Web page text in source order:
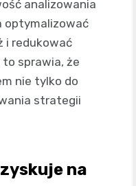
analizowania
optymalizować
i redukować
sprawia, że
nie tylko do
strategii
na